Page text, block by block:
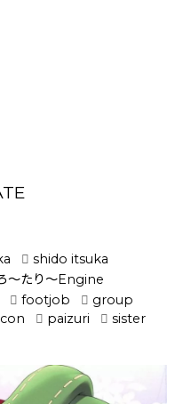
shido itsuka
～たり～Engine
footjob
group
paizuri
sister